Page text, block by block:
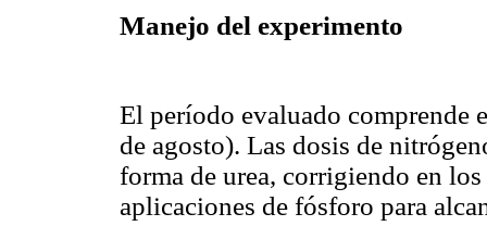
Manejo del experimento
El período evaluado comprende
de agosto). Las dosis de
forma de urea, corrigiendo en
aplicaciones de fósforo para